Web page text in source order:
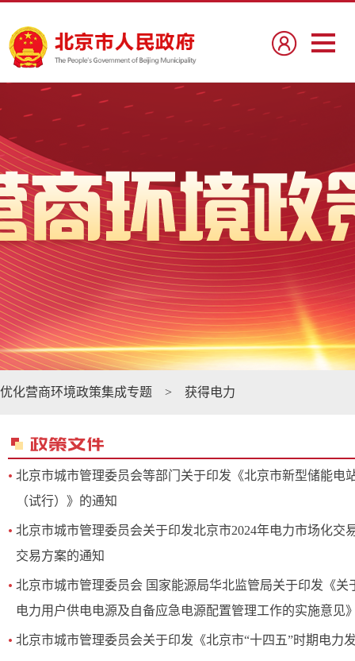
优化营商环境政策集成专题 > 获得电力
北京市城市管理委员会等部门关于印发《北京市新型储能电
（试行）》的通知
北京市城市管理委员会关于印发北京市2024年电力市场化交
交易方案的通知
北京市城市管理委员会 国家能源局华北监管局关于印发《关
电力用户供电电源及自备应急电源配置管理工作的实施意见
北京市城市管理委员会关于印发《北京市“十四五”时期电力